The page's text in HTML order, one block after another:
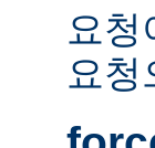
요
요청